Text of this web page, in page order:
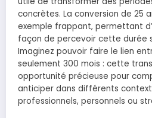
concrètes. La conversion de 25
exemple frappant, permettant
façon de percevoir cette durée
Imaginez pouvoir faire le lien
seulement 300 mois : cette
opportunité précieuse pour
anticiper dans différents
professionnels, personnels ou